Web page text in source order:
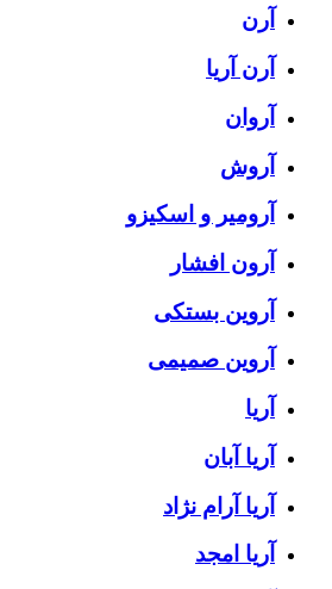
آرن
آرن آریا
آروان
آروش
آرومیر و اسکیزو
آرون افشار
آروین بستکی
آروین صمیمی
آریا
آریا آبان
آریا آرام نژاد
آریا امجد